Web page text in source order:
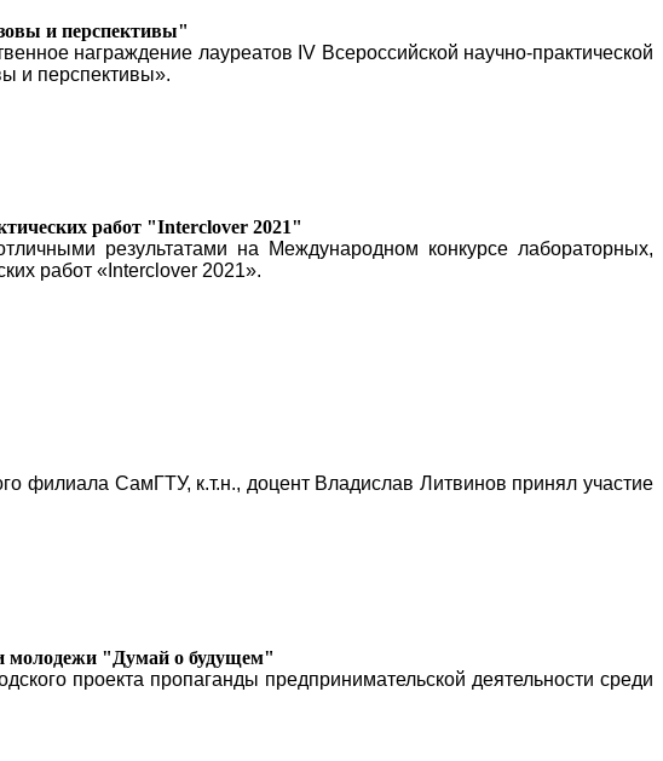
и перспективы"
награждение лауреатов IV Всероссийской научно-практической
и перспективы».
работ "Interclover 2021"
результатами на Международном конкурсе лабораторных,
работ «Interclover 2021».
филиала СамГТУ, к.т.н., доцент Владислав Литвинов принял участие
молодежи "Думай о будущем"
проекта пропаганды предпринимательской деятельности среди